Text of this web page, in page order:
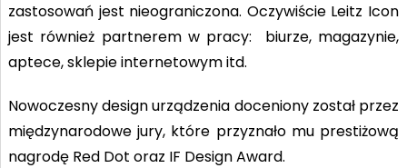
zastosowań jest nieograniczona. Oczywiście Leitz Icon
jest również partnerem w pracy: biurze, magazynie,
aptece, sklepie internetowym itd.
Nowoczesny design urządzenia doceniony został przez
międzynarodowe jury, które przyznało mu prestiżową
nagrodę Red Dot oraz IF Design Award.